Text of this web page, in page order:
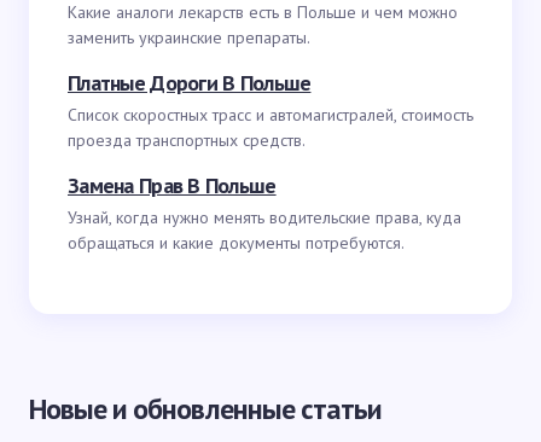
Какие аналоги лекарств есть в Польше и чем можно
заменить украинские препараты.
Платные Дороги В Польше
Список скоростных трасс и автомагистралей, стоимость
проезда транспортных средств.
Замена Прав В Польше
Узнай, когда нужно менять водительские права, куда
обращаться и какие документы потребуются.
Новые и обновленные статьи